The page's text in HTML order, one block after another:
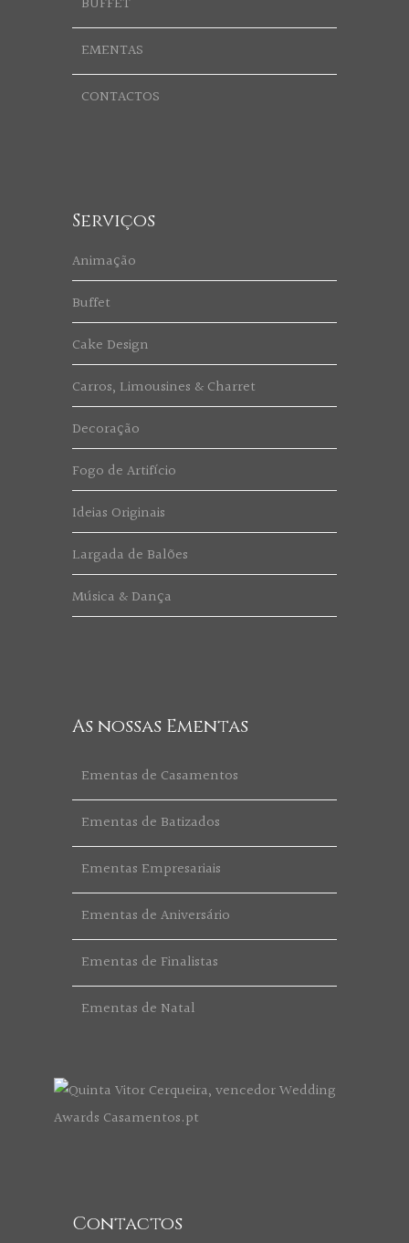
EMENTAS
CONTACTOS
Serviços
Animação
Buffet
Cake Design
Carros, Limousines & Charret
Decoração
Fogo de Artifício
Ideias Originais
Largada de Balões
Música & Dança
As nossas Ementas
Ementas de Casamentos
Ementas de Batizados
Ementas Empresariais
Ementas de Aniversário
Ementas de Finalistas
Ementas de Natal
Contactos